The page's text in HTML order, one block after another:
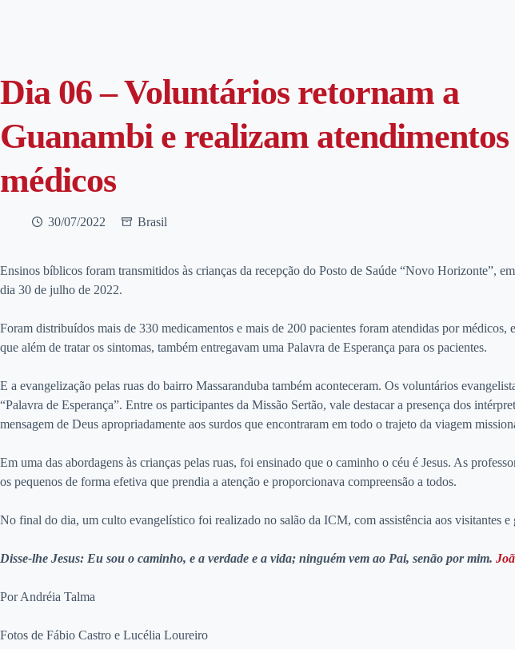
Dia 06 – Voluntários retornam a
Guanambi e realizam atendimentos
médicos
30/07/2022 Brasil
Ensinos bíblicos foram transmitidos às crianças da recepção do Posto de Saúde “Novo Horizonte”,
dia 30 de julho de 2022.
Foram distribuídos mais de 330 medicamentos e mais de 200 pacientes foram atendidas por
que além de tratar os sintomas, também entregavam uma Palavra de Esperança para os pacientes.
E a evangelização pelas ruas do bairro Massaranduba também aconteceram. Os voluntários
“Palavra de Esperança”. Entre os participantes da Missão Sertão, vale destacar a presença dos
mensagem de Deus apropriadamente aos surdos que encontraram em todo o trajeto da viagem
Em uma das abordagens às crianças pelas ruas, foi ensinado que o caminho o céu é Jesus. As
os pequenos de forma efetiva que prendia a atenção e proporcionava compreensão a todos.
No final do dia, um culto evangelístico foi realizado no salão da ICM, com assistência aos visitantes
Disse-lhe Jesus: Eu sou o caminho, e a verdade e a vida; ninguém vem ao Pai, senão por mim.
Por Andréia Talma
Fotos de Fábio Castro e Lucélia Loureiro